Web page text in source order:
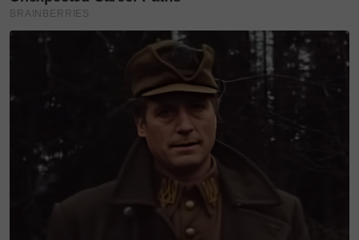
Menurut Fedtri, sepanjang penggambaran
dokumentari tersebut, beliau bukan sahaja
mengenali keindahan teromba, malah memahami
mengapa warisan ini perlu terus dipelihara. Setiap
rangkap mempunyai makna yang dekat dengan
kehidupan seharian, daripada adab menghormati
orang lain sehinggalah cara membentuk masyarakat
yang berakhlak.